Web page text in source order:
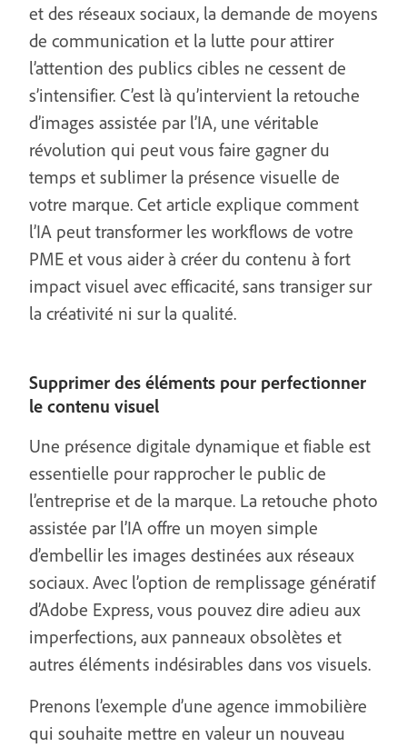
et des réseaux sociaux, la demande de moyens
de communication et la lutte pour attirer
l’attention des publics cibles ne cessent de
s’intensifier. C’est là qu’intervient la retouche
d’images assistée par l’IA, une véritable
révolution qui peut vous faire gagner du
temps et sublimer la présence visuelle de
votre marque. Cet article explique comment
l’IA peut transformer les workflows de votre
PME et vous aider à créer du contenu à fort
impact visuel avec efficacité, sans transiger sur
la créativité ni sur la qualité.
Supprimer des éléments pour perfectionner
le contenu visuel
Une présence digitale dynamique et fiable est
essentielle pour rapprocher le public de
l’entreprise et de la marque. La retouche photo
assistée par l’IA offre un moyen simple
d’embellir les images destinées aux réseaux
sociaux. Avec l’option de remplissage génératif
d’Adobe Express, vous pouvez dire adieu aux
imperfections, aux panneaux obsolètes et
autres éléments indésirables dans vos visuels.
Prenons l’exemple d’une agence immobilière
qui souhaite mettre en valeur un nouveau